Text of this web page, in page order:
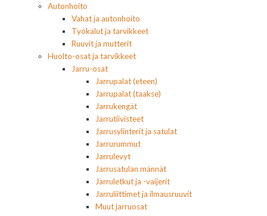
Autonhoito
Vahat ja autonhoito
Työkalut ja tarvikkeet
Ruuvit ja mutterit
Huolto-osat ja tarvikkeet
Jarru-osat
Jarrupalat (eteen)
Jarrupalat (taakse)
Jarrukengät
Jarrutiivisteet
Jarrusylinterit ja satulat
Jarrurummut
Jarrulevyt
Jarrusatulan männät
Jarruletkut ja -vaijerit
Jarruliittimet ja ilmausruuvit
Muut jarruosat